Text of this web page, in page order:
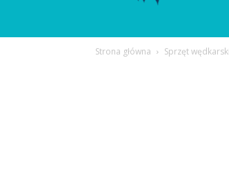
Strona główna Sprzęt wędkarski